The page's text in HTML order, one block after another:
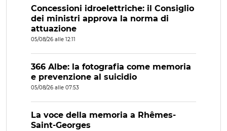
Concessioni idroelettriche: il Consiglio
dei ministri approva la norma di
attuazione
05/08/26 alle 12:11
366 Albe: la fotografia come memoria
e prevenzione al suicidio
05/08/26 alle 07:53
La voce della memoria a Rhêmes-
Saint-Georges